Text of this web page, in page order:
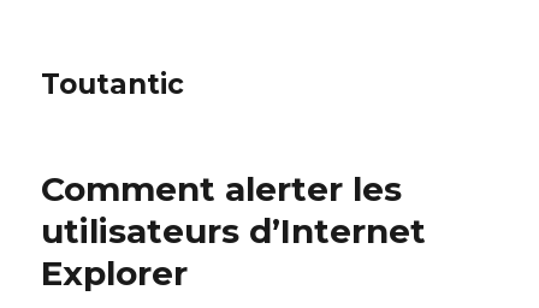
Toutantic
Comment alerter les
utilisateurs d’Internet
Explorer